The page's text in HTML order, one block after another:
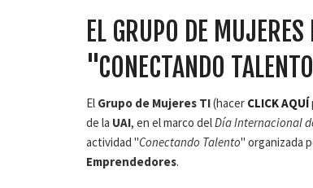
EL GRUPO DE
"CONECTANDO
El Grupo de Mujeres TI(hacer CLICK AQUÍ
de la UAI, en el marco delDía Internacional
actividad "Conectando Talento" organizada
Emprendedores.